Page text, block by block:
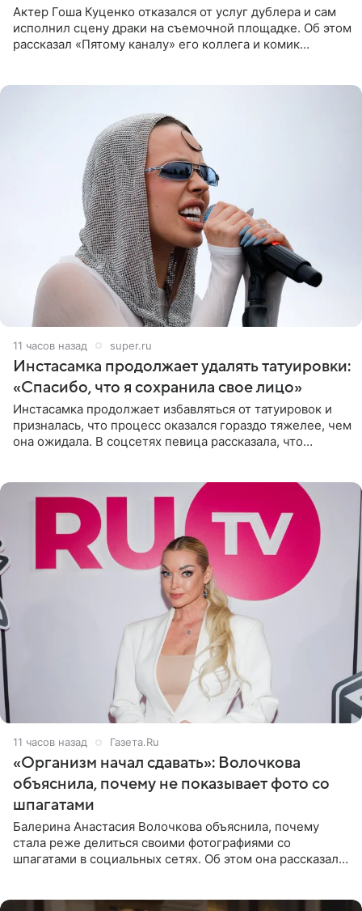
Актер Гоша Куценко отказался от услуг дублера и сам
исполнил сцену драки на съемочной площадке. Об этом
рассказал «Пятому каналу» его коллега и комик
11 часов назад super.ru
Инстасамка продолжает удалять татуировки:
«Спасибо, что я сохранила свое лицо»
Инстасамка продолжает избавляться от татуировок и
призналась, что процесс оказался гораздо тяжелее, чем
она ожидала. В соцсетях певица рассказала, что
11 часов назад Газета.Ru
«Организм начал сдавать»: Волочкова
объяснила, почему не показывает фото со
шпагатами
Балерина Анастасия Волочкова объяснила, почему
стала реже делиться своими фотографиями со
шпагатами в социальных сетях. Об этом она рассказала